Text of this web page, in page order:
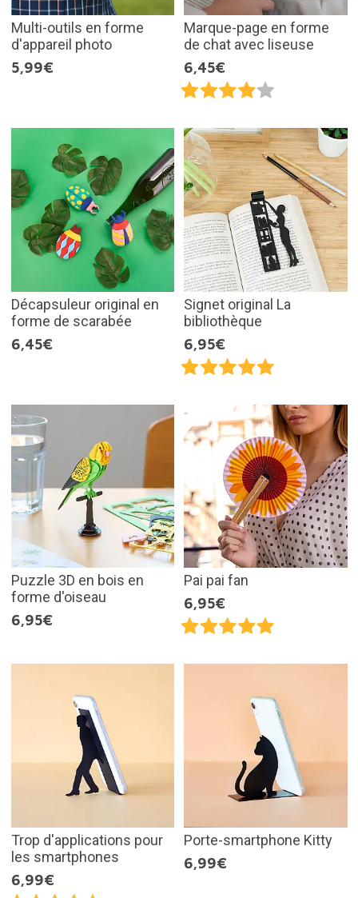
Multi-outils en forme
d'appareil photo
5,99€
Marque-page en forme
de chat avec liseuse
6,45€
Décapsuleur original en
forme de scarabée
6,45€
Signet original La
bibliothèque
6,95€
Puzzle 3D en bois en
forme d'oiseau
6,95€
Pai pai fan
6,95€
Trop d'applications pour
les smartphones
6,99€
Porte-smartphone Kitty
6,99€